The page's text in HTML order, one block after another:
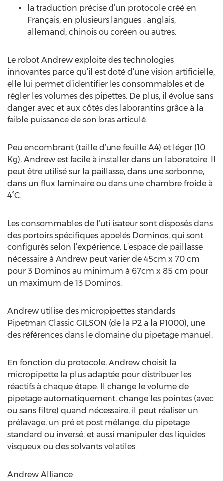
la traduction précise d’un protocole créé en
Français, en plusieurs langues : anglais,
allemand, chinois ou coréen ou autres.
Le robot Andrew exploite des technologies
innovantes parce qu’il est doté d’une vision artificielle,
elle lui permet d’identifier les consommables et de
régler les volumes des pipettes. De plus, il évolue sans
danger avec et aux côtés des laborantins grâce à la
faible puissance de son bras articulé.
Peu encombrant (taille d’une feuille A4) et léger (10
Kg), Andrew est facile à installer dans un laboratoire. Il
peut être utilisé sur la paillasse, dans une sorbonne,
dans un flux laminaire ou dans une chambre froide à
4°C.
Les consommables de l’utilisateur sont disposés dans
des portoirs spécifiques appelés Dominos, qui sont
configurés selon l’expérience. L’espace de paillasse
nécessaire à Andrew peut varier de 45cm x 70 cm
pour 3 Dominos au minimum à 67cm x 85 cm pour
un maximum de 13 Dominos.
Andrew utilise des micropipettes standards
Pipetman Classic GILSON (de la P2 a la P1000), une
des références dans le domaine du pipetage manuel.
En fonction du protocole, Andrew choisit la
micropipette la plus adaptée pour distribuer les
réactifs à chaque étape. Il change le volume de
pipetage automatiquement, change les pointes (avec
ou sans filtre) quand nécessaire, il peut réaliser un
prélavage, un pré et post mélange, du pipetage
standard ou inversé, et aussi manipuler des liquides
visqueux ou des solvants volatiles.
Andrew Alliance